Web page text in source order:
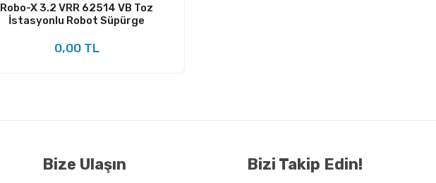
Robo-X 3.2 VRR 62514 VB Toz
İstasyonlu Robot Süpürge
0,00 TL
Bize Ulaşın Bizi Takip Edin!